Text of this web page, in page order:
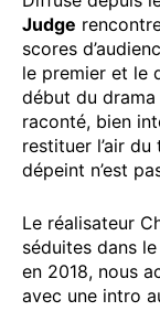
Judge
scores
le premier et le
début du
raconté, bien
restituer l’air
dépeint n’est
Le réalisateur
séduites dans
en 2018, nous
avec une intro